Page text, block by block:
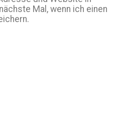
Mal, wenn ich einen